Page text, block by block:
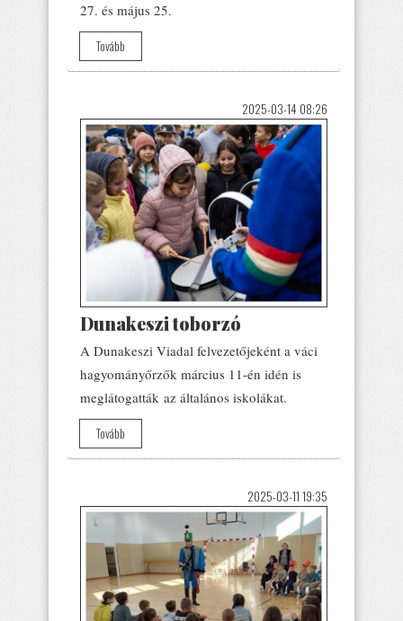
27. és május 25.
Tovább
2025-03-14 08:26
Dunakeszi toborzó
A Dunakeszi Viadal felvezetőjeként a váci
hagyományőrzők március 11-én idén is
meglátogatták az általános iskolákat.
Tovább
2025-03-11 19:35